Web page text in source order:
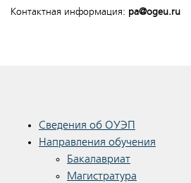
Контактная информация: pa@ogeu.ru
Сведения об ОУЭП
Направления обучения
Бакалавриат
Магистратура